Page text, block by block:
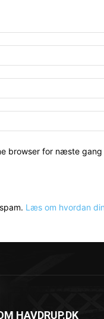
browser for næste gang
Læs om hvordan
HAVDRUP.DK